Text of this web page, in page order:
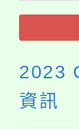
2023
資訊